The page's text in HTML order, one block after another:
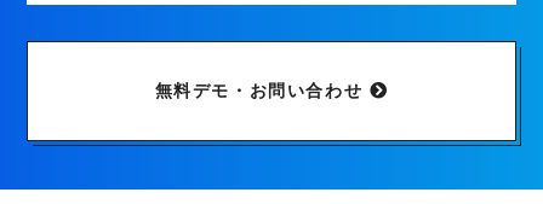
無料デモ・お問い合わせ